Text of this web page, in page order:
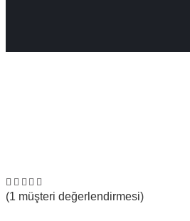
1
müşteri
(1 müşteri değerlendirmesi)